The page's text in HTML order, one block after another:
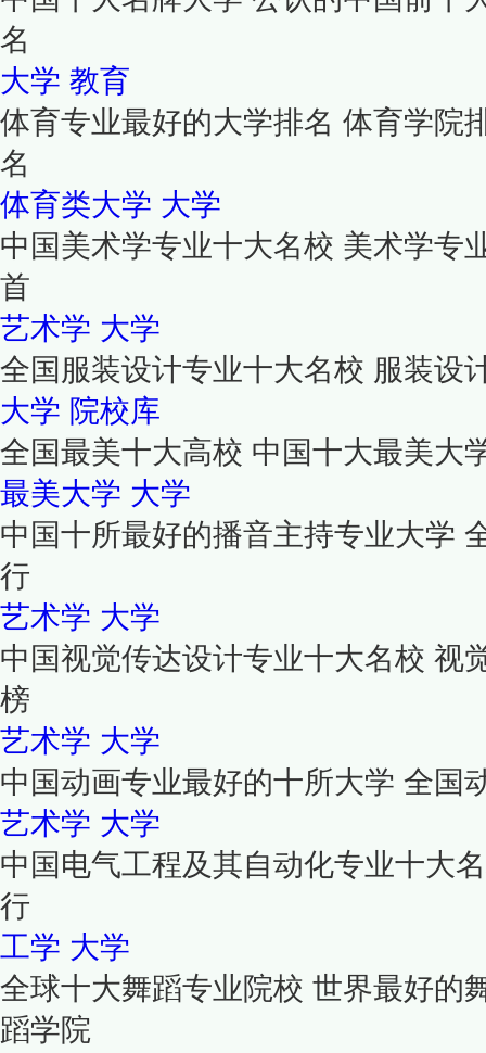
名
大学 教育
体育专业最好的大学排名 体育学院
名
体育类大学 大学
中国美术学专业十大名校 美术学专
首
艺术学 大学
全国服装设计专业十大名校 服装设
大学 院校库
全国最美十大高校 中国十大最美大
最美大学 大学
中国十所最好的播音主持专业大学
行
艺术学 大学
中国视觉传达设计专业十大名校 视
榜
艺术学 大学
中国动画专业最好的十所大学 全国
艺术学 大学
中国电气工程及其自动化专业十大
行
工学 大学
全球十大舞蹈专业院校 世界最好的
蹈学院